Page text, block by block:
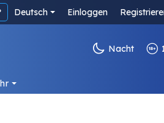
Deutsch Einloggen
Nacht